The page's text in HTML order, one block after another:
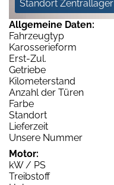
Standort Zentrallager
Allgemeine Daten:
Fahrzeugtyp
Karosserieform
Erst-Zul.
Getriebe
Kilometerstand
Anzahl der Türen
Farbe
Standort
Lieferzeit
Unsere Nummer
Motor:
kW / PS
Treibstoff